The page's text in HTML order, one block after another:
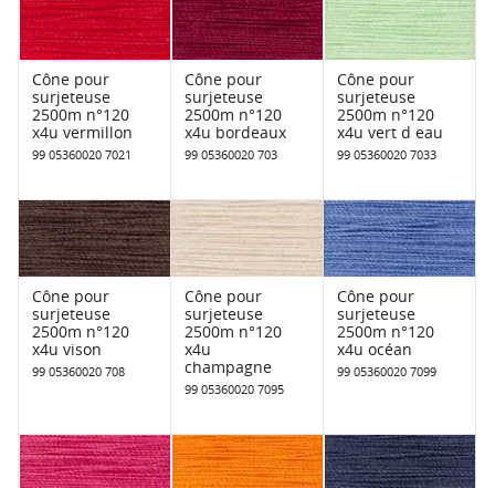
Cône pour
surjeteuse
2500m n°120
x4u vermillon
99 05360020 7021
Cône pour
surjeteuse
2500m n°120
x4u bordeaux
99 05360020 703
Cône pour
surjeteuse
2500m n°120
x4u vert d eau
99 05360020 7033
Cône pour
surjeteuse
2500m n°120
x4u vison
99 05360020 708
Cône pour
surjeteuse
2500m n°120
x4u
champagne
99 05360020 7095
Cône pour
surjeteuse
2500m n°120
x4u océan
99 05360020 7099